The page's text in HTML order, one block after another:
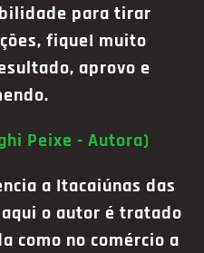
para tirar
fiqueI muito
aprovo e
Peixe - Autora)
a Itacaiúnas das
o autor é tratado
como no comércio a